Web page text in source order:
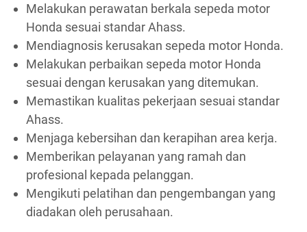
Melakukan perawatan berkala sepeda motor
Honda sesuai standar Ahass.
Mendiagnosis kerusakan sepeda motor Honda.
Melakukan perbaikan sepeda motor Honda
sesuai dengan kerusakan yang ditemukan.
Memastikan kualitas pekerjaan sesuai standar
Ahass.
Menjaga kebersihan dan kerapihan area kerja.
Memberikan pelayanan yang ramah dan
profesional kepada pelanggan.
Mengikuti pelatihan dan pengembangan yang
diadakan oleh perusahaan.